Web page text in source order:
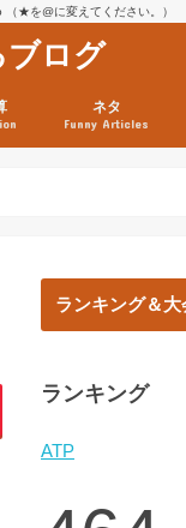
★を@に変えてください。）
ブログ
ネタ
Funny Articles
ランキング＆大
ランキング
ATP